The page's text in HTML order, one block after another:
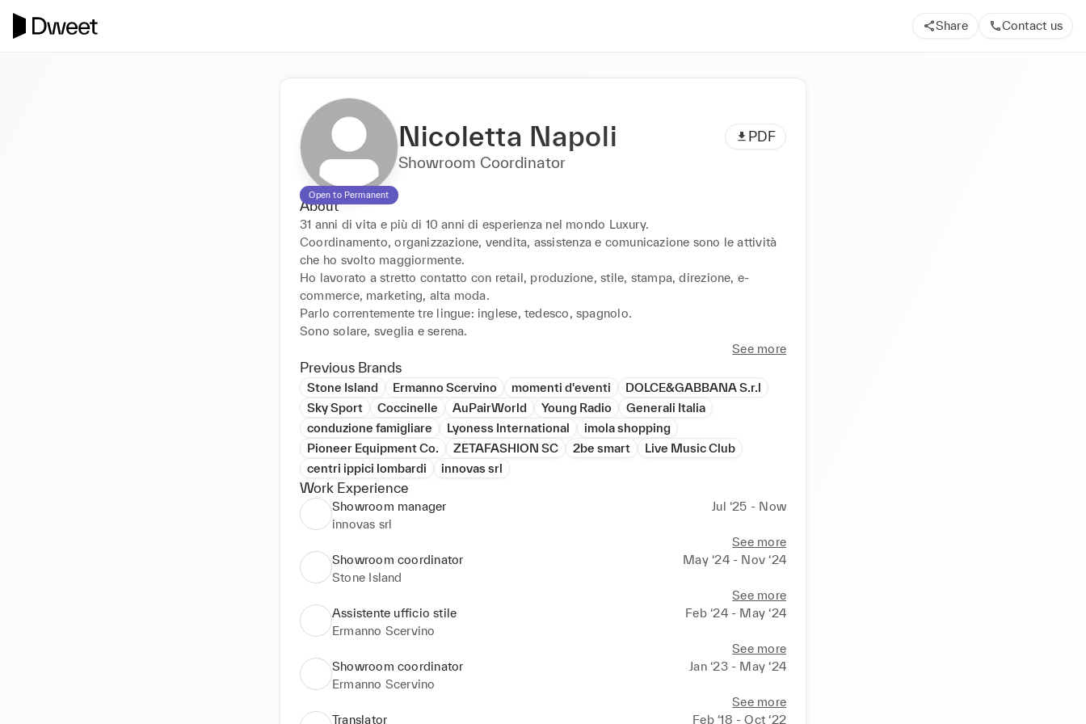
Share Contact us
Open to Permanent
Nicoletta Napoli PDF
Showroom Coordinator
About
31 anni di vita e più di 10 anni di esperienza nel mondo Luxury.
Coordinamento, organizzazione, vendita, assistenza e comunicazione sono le attività
che ho svolto maggiormente.
Ho lavorato a stretto contatto con retail, produzione, stile, stampa, direzione, e-
commerce, marketing, alta moda.
Parlo correntemente tre lingue: inglese, tedesco, spagnolo.
Sono solare, sveglia e serena.
See more
Previous Brands
Stone Island Ermanno Scervino momenti d'eventi
DOLCE&GABBANA S.r.l
Sky Sport
Coccinelle AuPairWorld Young Radio
Generali Italia
conduzione famigliare
Lyoness International
imola shopping
Pioneer Equipment Co.
ZETAFASHION SC 2be smart
Live Music Club
centri ippici lombardi
innovas srl
Work Experience
Showroom manager
Jul ‘25 - Now
innovas srl
See more
Showroom coordinator
May ‘24 - Nov ‘24
Stone Island
See more
Assistente ufficio stile
Feb ‘24 - May ‘24
Ermanno Scervino
See more
Showroom coordinator
Jan ‘23 - May ‘24
Ermanno Scervino
See more
Translator
Feb ‘18 - Oct ‘22